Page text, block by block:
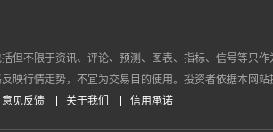
但不限于资讯、评论、预测、图表、指标、信号等只
映行情走势，不宜为交易目的使用。投资者依据本网
意见反馈 关于我们 信用承诺